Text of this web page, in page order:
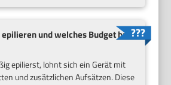
und welches Budget hast
epilierst, lohnt sich ein Gerät mit
und zusätzlichen Aufsätzen. Diese